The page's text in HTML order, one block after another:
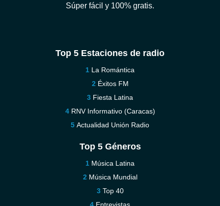
Súper fácil y 100% gratis.
Top 5 Estaciones de radio
La Romántica
Éxitos FM
Fiesta Latina
RNV Informativo (Caracas)
Actualidad Unión Radio
Top 5 Géneros
Música Latina
Música Mundial
Top 40